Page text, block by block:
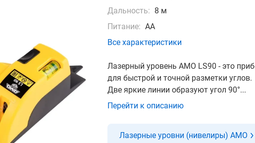
Дальность: 8 м
Питание: АА
Все характеристики
Лазерный уровень АМО LS90 - это
для быстрой и точной разметки углов.
Две яркие линии образуют угол 90°...
Перейти к описанию
Лазерные уровни (нивелиры) AMO